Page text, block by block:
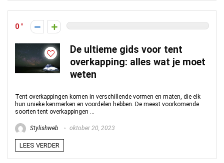
0
De ultieme gids voor tent
overkapping: alles wat je moet
weten
Tent overkappingen komen in verschillende vormen en maten, die elk
hun unieke kenmerken en voordelen hebben. De meest voorkomende
soorten tent overkappingen ...
Stylishweb oktober 20, 2023
LEES VERDER